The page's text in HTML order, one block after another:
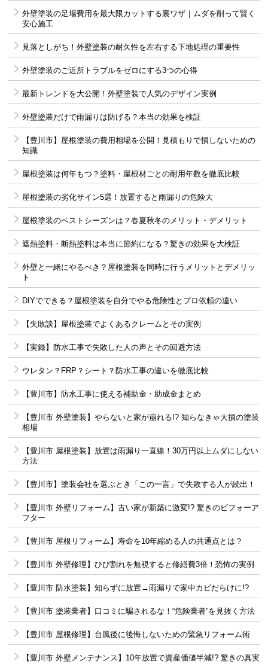
外壁塗装の足場費用を最大限カットする裏ワザ｜ムダを削って賢く
安心施工
見落としがち！外壁塗装の耐久性を左右する下地処理の重要性
外壁塗装のご近所トラブルをゼロにする3つの心得
最新トレンドを大公開！外壁塗装で人気のデザイン実例
外壁塗装だけで雨漏りは防げる？本当の効果を検証
【豊川市】屋根塗装の費用相場を公開！見積もりで損しないための
知識
屋根塗装は何年もつ？塗料・屋根材ごとの耐用年数を徹底比較
屋根塗装の劣化サイン5選！放置すると雨漏りの危険大
屋根塗装のベストシーズンは？春夏秋冬のメリット・デメリット
遮熱塗料・断熱塗料は本当に節約になる？驚きの効果を大検証
外壁と一緒にやるべき？屋根塗装を同時に行うメリットとデメリッ
ト
DIYでできる？屋根塗装を自分でやる危険性とプロ依頼の違い
【失敗談】屋根塗装でよくあるクレームとその実例
【実録】防水工事で失敗した人の声とその回避方法
ウレタン？FRP？シート？防水工事の違いを徹底比較
【豊川市】防水工事に使える補助金・助成金まとめ
【豊川市 外壁塗装】やらないと家が崩れる!? 知らなきゃ大損の塗装
相場
【豊川市 屋根塗装】放置は雨漏り一直線！30万円以上ムダにしない
方法
【豊川市】塗装会社を選ぶとき「この一言」で失敗する人が続出！
【豊川市 外壁リフォーム】古い家が新築に激変!? 驚きのビフォーア
フター
【豊川市 屋根リフォーム】寿命を10年縮める人の共通点とは？
【豊川市 外壁修理】ひび割れを無視すると修繕費3倍！恐怖の実例
【豊川市 防水塗装】知らずに放置→雨漏りで家中カビだらけに!?
【豊川市 塗装業者】口コミに騙されるな！“危険業者”を見抜く方法
【豊川市 屋根修理】台風後に後悔しないための緊急リフォーム術
【豊川市 外壁メンテナンス】10年放置で資産価値半減!? 驚きの真実